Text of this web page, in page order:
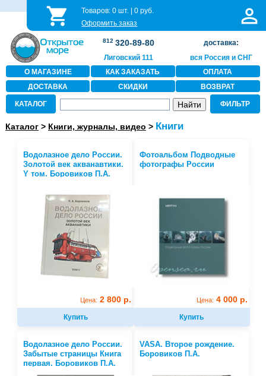
Товаров:0 шт. |0 руб.
Оформить заказ
812 320-89-80
Лиговский 111
доставка:
вся Россия и СНГ
О МАГАЗИНЕ
КАК ЗАКАЗАТЬ
ОПЛАТА
ДОСТАВКА
СКИДКИ ВОЗВРАТ
КАТАЛОГ ФИЛЬТР
Каталог> Книги, журналы, видео > Книги
Водолазное дело России.
Золотой век акванавтики.
Y том. Боровиков П.А.
Цена: 2 800 р.
Купить
Фотоальбом Подводные
фотографы России
Цена: 4 000 р.
Купить
Водолазное дело России.
Забытые страницы Книга
первая. Боровиков П.А.
VASA. Второе рождение.
Боровиков П.А.